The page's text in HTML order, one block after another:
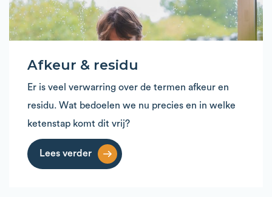
Afkeur & residu
Er is veel verwarring over de termen afkeur en
residu. Wat bedoelen we nu precies en in welke
ketenstap komt dit vrij?
Lees verder